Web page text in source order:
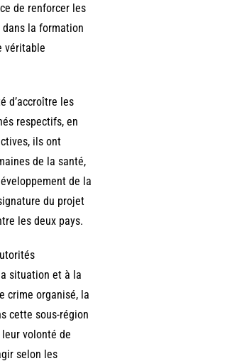
de renforcer les
la formation
véritable
d’accroître les
respectifs, en
ils ont
de la santé,
de la
du projet
les deux pays.
situation et à la
crime organisé, la
cette sous-région
volonté de
selon les